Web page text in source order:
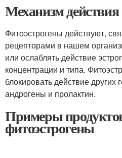
Механизм действия
Фитоэстрогены действуют,
рецепторами в нашем
или ослаблять действие
концентрации и типа.
блокировать действие других
андрогены и пролактин.
Примеры
фитоэстрогены